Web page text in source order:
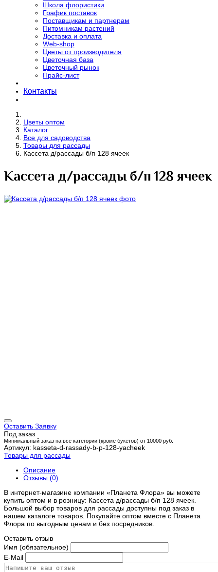
Школа флористики
График поставок
Поставщикам и партнерам
Питомникам растений
Доставка и оплата
Web-shop
Цветы от производителя
Цветочная база
Цветочный рынок
Прайс-лист
Контакты
Цветы оптом
Каталог
Все для садоводства
Товары для рассады
Кассета д/рассады б/п 128 ячеек
Кассета д/рассады б/п 128 ячеек
Оставить Заявку
Под заказ
Минимальный заказ на все категории (кроме букетов) от 10000 руб.
Артикул: kasseta-d-rassady-b-p-128-yacheek
Товары для рассады
Описание
Отзывы (0)
В интернет-магазине компании «Планета Флора» вы можете
купить оптом и в розницу: Кассета д/рассады б/п 128 ячеек.
Большой выбор товаров для рассады доступны под заказ в
нашем каталоге товаров. Покупайте оптом вместе с Планета
Флора по выгодным ценам и без посредников.
Оставить отзыв
Имя (обязательное)
E-Mail